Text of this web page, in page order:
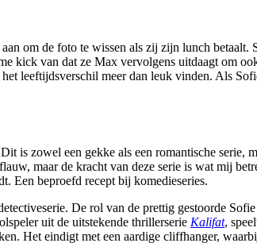
om de foto te wissen als zij zijn lunch
kick van dat ze Max vervolgens uitdaagt om
leeftijdsverschil meer dan leuk vinden. Als
is zowel een gekke als een romantische serie,
maar de kracht van deze serie is wat mij
Een beproefd recept bij komedieseries.
De rol van de prettig gestoorde
uit de uitstekende thrillerserie Kalifat,
Het eindigt met een aardige cliffhanger,